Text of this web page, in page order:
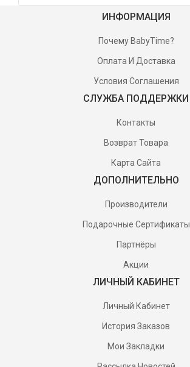
ИНФОРМАЦИЯ
Почему BabyTime?
Оплата И Доставка
Условия Соглашения
СЛУЖБА ПОДДЕРЖКИ
Контакты
Возврат Товара
Карта Сайта
ДОПОЛНИТЕЛЬНО
Производители
Подарочные Сертификаты
Партнёры
Акции
ЛИЧНЫЙ КАБИНЕТ
Личный Кабинет
История Заказов
Мои Закладки